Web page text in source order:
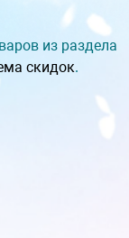
из раздела
скидок.